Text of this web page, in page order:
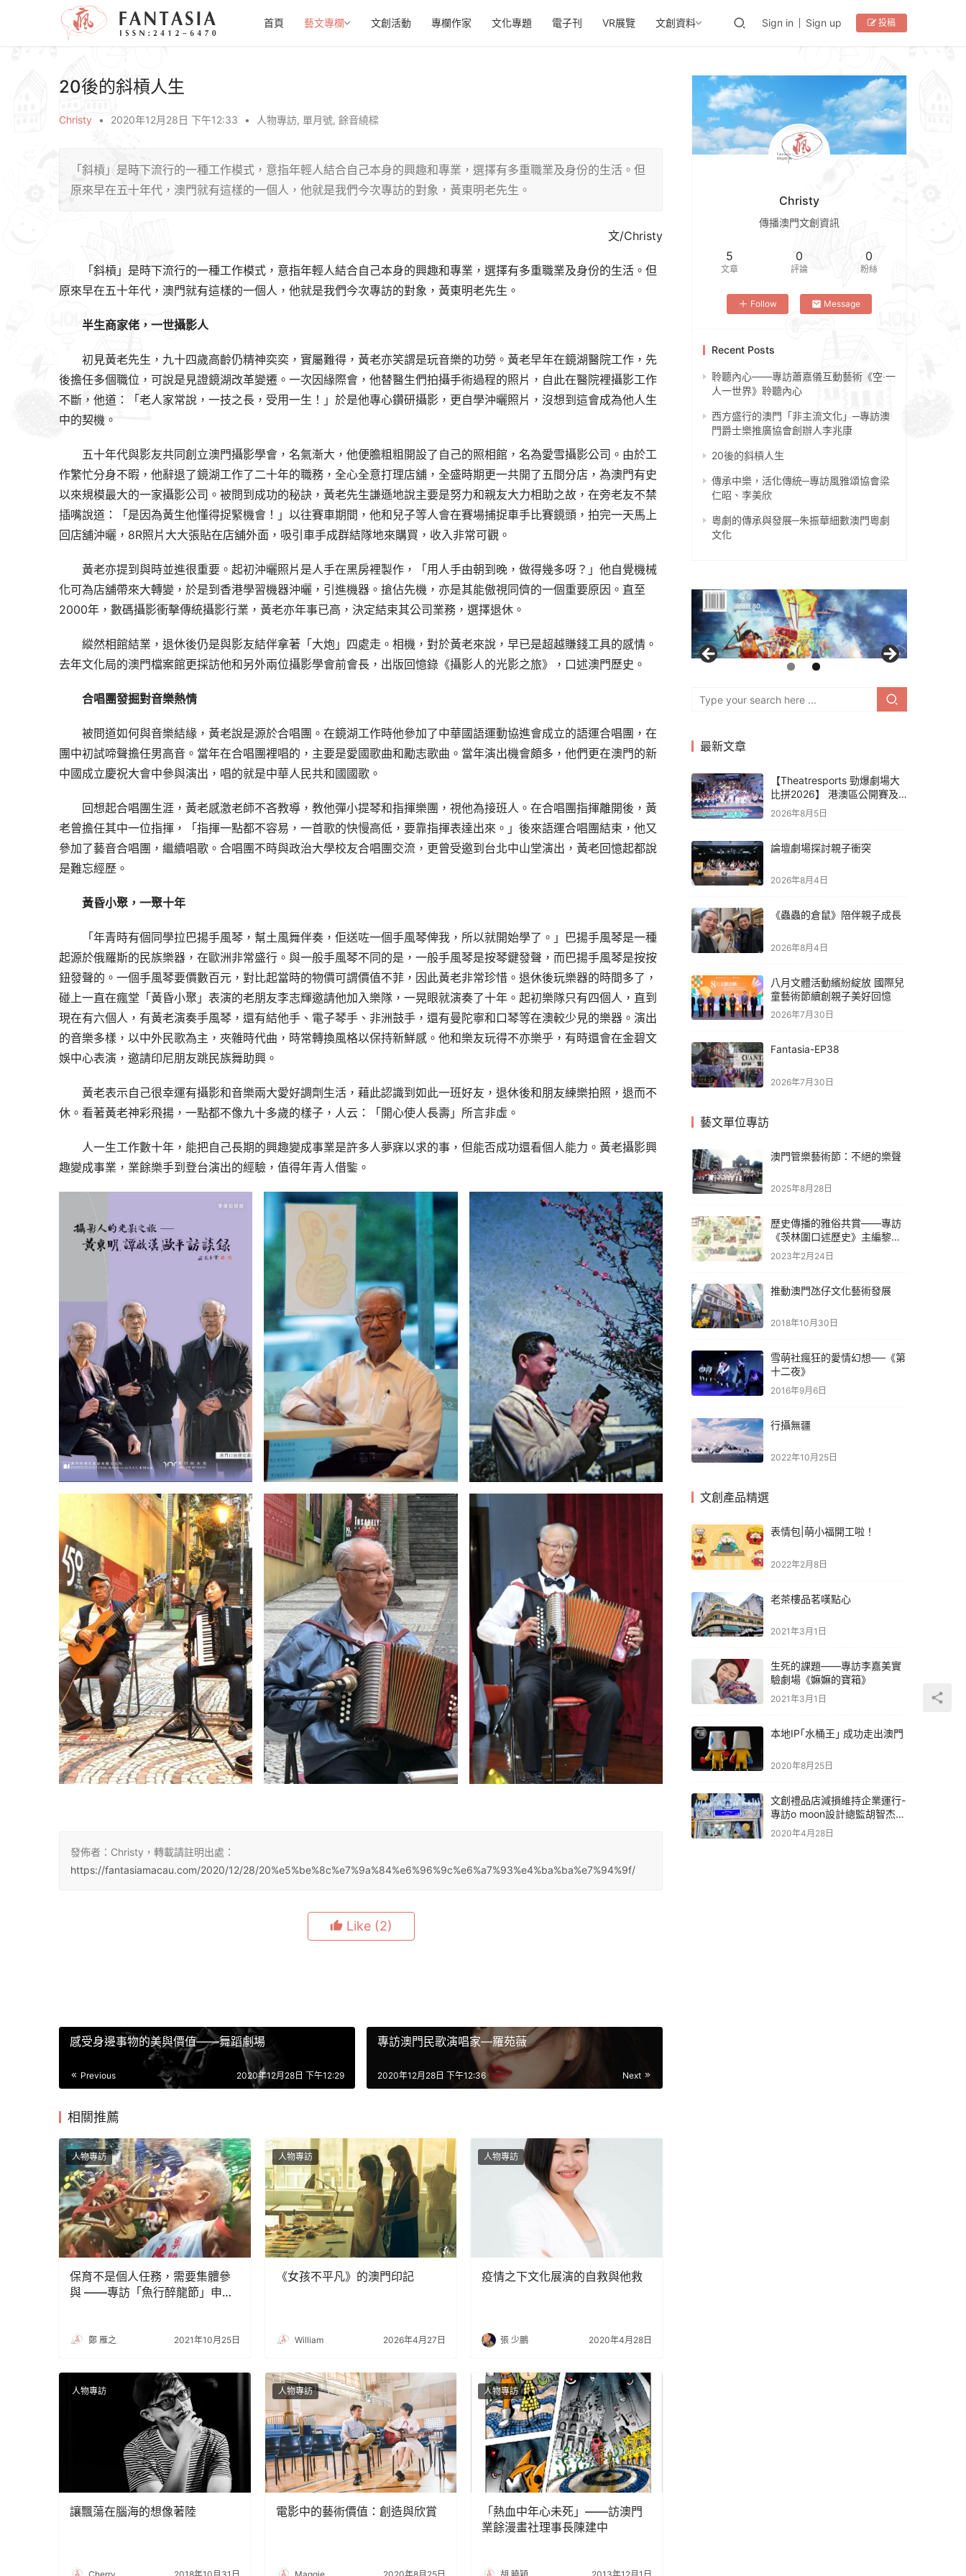
首頁 藝文專欄 文創活動 專欄作家 文化專題 電子刊 VR展覽 文創資料 Sign in Sign up 投稿
20後的斜槓人生
Christy • 2020年12月28日 下午12:33 • 人物專訪, 單月號, 餘音繞樑
「斜槓」是時下流行的一種工作模式，意指年輕人結合自己本身的興趣和專業，選擇有多重職業及身份的生活。但
原來早在五十年代，澳門就有這樣的一個人，他就是我們今次專訪的對象，黃東明老先生。
文/Christy
「斜槓」是時下流行的一種工作模式，意指年輕人結合自己本身的興趣和專業，選擇有多重職業及身份的生活。但
原來早在五十年代，澳門就有這樣的一個人，他就是我們今次專訪的對象，黃東明老先生。
半生商家佬，一世攝影人
初見黃老先生，九十四歲高齡仍精神奕奕，實屬難得，黃老亦笑謂是玩音樂的功勞。黃老早年在鏡湖醫院工作，先
後擔任多個職位，可說是見證鏡湖改革變遷。一次因緣際會，他替醫生們拍攝手術過程的照片，自此在醫院裡攝影工作
不斷，他道：「老人家常說，一技之長，受用一生！」於是他專心鑽研攝影，更自學沖曬照片，沒想到這會成為他人生
中的契機。
五十年代與影友共同創立澳門攝影學會，名氣漸大，他便膽粗粗開設了自己的照相館，名為愛雪攝影公司。由於工
作繁忙分身不暇，他辭退了鏡湖工作了二十年的職務，全心全意打理店舖，全盛時期更一共開了五間分店，為澳門有史
以來規模最大的一家攝影公司。被問到成功的秘訣，黃老先生謙遜地說主要是努力和親友大力相助之故，在旁老友不禁
插嘴說道：「是因為黃生他懂得捉緊機會！」以往賽車期間，他和兒子等人會在賽場捕捉車手比賽鏡頭，拍完一天馬上
回店舖沖曬，8R照片大大張貼在店舖外面，吸引車手成群結隊地來購買，收入非常可觀。
黃老亦提到與時並進很重要。起初沖曬照片是人手在黑房裡製作，「用人手由朝到晚，做得幾多呀？」他自覺機械
化可為店舖帶來大轉變，於是到香港學習機器沖曬，引進機器。搶佔先機，亦是其能傲視同儕的一個重要原因。直至
2000年，數碼攝影衝擊傳統攝影行業，黃老亦年事已高，決定結束其公司業務，選擇退休。
縱然相館結業，退休後仍是與影友結伴拿著「大炮」四處走。相機，對於黃老來說，早已是超越賺錢工具的感情。
去年文化局的澳門檔案館更採訪他和另外兩位攝影學會前會長，出版回憶錄《攝影人的光影之旅》，口述澳門歷史。
合唱團發掘對音樂熱情
被問道如何與音樂結緣，黃老說是源於合唱團。在鏡湖工作時他參加了中華國語運動協進會成立的語運合唱團，在
團中初試啼聲擔任男高音。當年在合唱團裡唱的，主要是愛國歌曲和勵志歌曲。當年演出機會頗多，他們更在澳門的新
中國成立慶祝大會中參與演出，唱的就是中華人民共和國國歌。
回想起合唱團生涯，黃老感激老師不吝教導，教他彈小提琴和指揮樂團，視他為接班人。在合唱團指揮離開後，黃
老曾擔任其中一位指揮，「指揮一點都不容易，一首歌的快慢高低，要靠指揮表達出來。」後來語運合唱團結束，他又
參加了藝音合唱團，繼續唱歌。合唱團不時與政治大學校友合唱團交流，更曾受邀到台北中山堂演出，黃老回憶起都說
是難忘經歷。
黃昏小聚，一聚十年
「年青時有個同學拉巴揚手風琴，幫土風舞伴奏，佢送咗一個手風琴俾我，所以就開始學了。」巴揚手風琴是一種
起源於俄羅斯的民族樂器，在歐洲非常盛行。與一般手風琴不同的是，一般手風琴是按琴鍵發聲，而巴揚手風琴是按按
鈕發聲的。一個手風琴要價數百元，對比起當時的物價可謂價值不菲，因此黃老非常珍惜。退休後玩樂器的時間多了，
碰上一直在瘋堂「黃昏小聚」表演的老朋友李志輝邀請他加入樂隊，一晃眼就演奏了十年。起初樂隊只有四個人，直到
現在有六個人，有黃老演奏手風琴，還有結他手、電子琴手、非洲鼓手，還有曼陀寧和口琴等在澳較少見的樂器。演出
的音樂多樣，以中外民歌為主，夾雜時代曲，時常轉換風格以保持新鮮感。他和樂友玩得不亦樂乎，有時還會在金碧文
娛中心表演，邀請印尼朋友跳民族舞助興。
黃老表示自己很幸運有攝影和音樂兩大愛好調劑生活，藉此認識到如此一班好友，退休後和朋友練樂拍照，退而不
休。看著黃老神彩飛揚，一點都不像九十多歲的樣子，人云：「開心使人長壽」所言非虛。
人一生工作數十年，能把自己長期的興趣變成事業是許多人夢寐以求的事，但能否成功還看個人能力。黃老攝影興
趣變成事業，業餘樂手到登台演出的經驗，值得年青人借鍳。
發佈者：Christy，轉載請註明出處：
https://fantasiamacau.com/2020/12/28/20%e5%be%8c%e7%9a%84%e6%96%9c%e6%a7%93%e4%ba%ba%e7%94%9f/
Like (2)
感受身邊事物的美與價值——舞蹈劇場
Previous 2020年12月28日 下午12:29
專訪澳門民歌演唱家—羅苑薇
Next
2020年12月28日 下午12:36
相關推薦
人物專訪
保育不是個人任務，需要集體參
與 ——專訪「魚行醉龍節」申遺
鄭 雁之 2021年10月25日
人物專訪
《女孩不平凡》的澳門印記
William 2026年4月27日
人物專訪
疫情之下文化展演的自救與他救
張 少鵬 2020年4月28日
人物專訪
讓飄蕩在腦海的想像著陸
人物專訪
電影中的藝術價值：創造與欣賞
人物專訪
「熱血中年心未死」——訪澳門
業餘漫畫社理事長陳建中
Christy
傳播澳門文創資訊
5
文章
0
評論
0
粉絲
Follow Message
Recent Posts
聆聽內心——專訪蕭嘉儀互動藝術《空‧一
人一世界》聆聽內心
西方盛行的澳門「非主流文化」─專訪澳
門爵士樂推廣協會創辦人李兆康
20後的斜槓人生
傳承中樂，活化傳統─專訪風雅頌協會梁
仁昭、李美欣
粵劇的傳承與發展─朱振華細數澳門粵劇
文化
最新文章
【Theatresports 勁爆劇場大
比拼2026】 港澳區公開賽及
亞洲聯賽賽果
2026年8月5日
論壇劇場探討親子衝突
2026年8月4日
《蟲蟲的倉鼠》陪伴親子成長
2026年8月4日
八月文體活動繽紛綻放 國際兒
童藝術節續創親子美好回憶
2026年7月30日
Fantasia-EP38
2026年7月30日
藝文單位專訪
澳門管樂藝術節：不絕的樂聲
2025年8月28日
歷史傳播的雅俗共賞——專訪
《茨林圍口述歷史》主編黎日
隆
2023年2月24日
推動澳門氹仔文化藝術發展
2018年10月30日
雪萌社瘋狂的愛情幻想──《第
十二夜》
2016年9月6日
行攝無疆
2022年10月25日
文創產品精選
表情包|萌小福開工啦！
2022年2月8日
老茶樓品茗嘆點心
2021年3月1日
生死的課題——專訪李嘉美實
驗劇場《嫲嫲的寶箱》
2021年3月1日
本地IP｢水桶王｣ 成功走出澳門
2020年8月25日
文創禮品店減損維持企業運行-
專訪o moon設計總監胡智杰先
生
2020年4月28日